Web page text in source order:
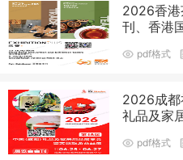
2026香港
刊、香港
pdf格式
2026成都
礼品及家
pdf格式